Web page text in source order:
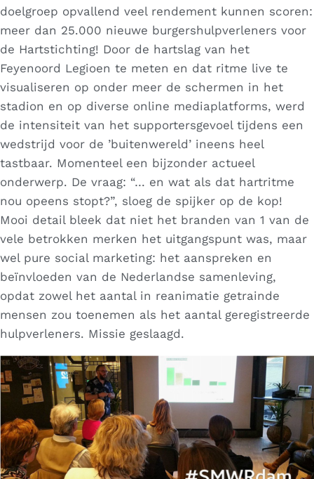
doelgroep opvallend veel rendement kunnen scoren:
meer dan 25.000 nieuwe burgershulpverleners voor
de Hartstichting! Door de hartslag van het
Feyenoord Legioen te meten en dat ritme live te
visualiseren op onder meer de schermen in het
stadion en op diverse online mediaplatforms, werd
de intensiteit van het supportersgevoel tijdens een
wedstrijd voor de ’buitenwereld’ ineens heel
tastbaar. Momenteel een bijzonder actueel
onderwerp. De vraag: “… en wat als dat hartritme
nou opeens stopt?”, sloeg de spijker op de kop!
Mooi detail bleek dat niet het branden van 1 van de
vele betrokken merken het uitgangspunt was, maar
wel pure social marketing: het aanspreken en
beïnvloeden van de Nederlandse samenleving,
opdat zowel het aantal in reanimatie getrainde
mensen zou toenemen als het aantal geregistreerde
hulpverleners. Missie geslaagd.